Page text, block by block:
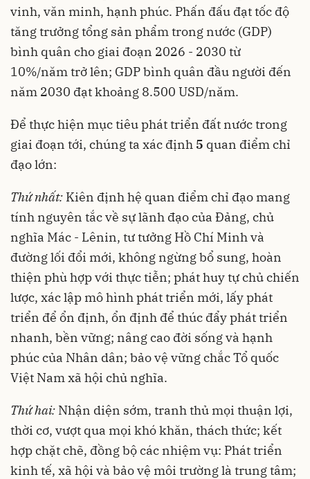
vinh, văn minh, hạnh phúc. Phấn đấu đạt tốc độ
tăng trưởng tổng sản phẩm trong nước (GDP)
bình quân cho giai đoạn 2026 - 2030 từ
10%/năm trở lên; GDP bình quân đầu người đến
năm 2030 đạt khoảng 8.500 USD/năm.
Để thực hiện mục tiêu phát triển đất nước trong
giai đoạn tới, chúng ta xác định 5 quan điểm chỉ
đạo lớn:
Thứ nhất: Kiên định hệ quan điểm chỉ đạo mang
tính nguyên tắc về sự lãnh đạo của Đảng, chủ
nghĩa Mác - Lênin, tư tưởng Hồ Chí Minh và
đường lối đổi mới, không ngừng bổ sung, hoàn
thiện phù hợp với thực tiễn; phát huy tự chủ chiến
lược, xác lập mô hình phát triển mới, lấy phát
triển để ổn định, ổn định để thúc đẩy phát triển
nhanh, bền vững; nâng cao đời sống và hạnh
phúc của Nhân dân; bảo vệ vững chắc Tổ quốc
Việt Nam xã hội chủ nghĩa.
Thứ hai: Nhận diện sớm, tranh thủ mọi thuận lợi,
thời cơ, vượt qua mọi khó khăn, thách thức; kết
hợp chặt chẽ, đồng bộ các nhiệm vụ: Phát triển
kinh tế, xã hội và bảo vệ môi trường là trung tâm;